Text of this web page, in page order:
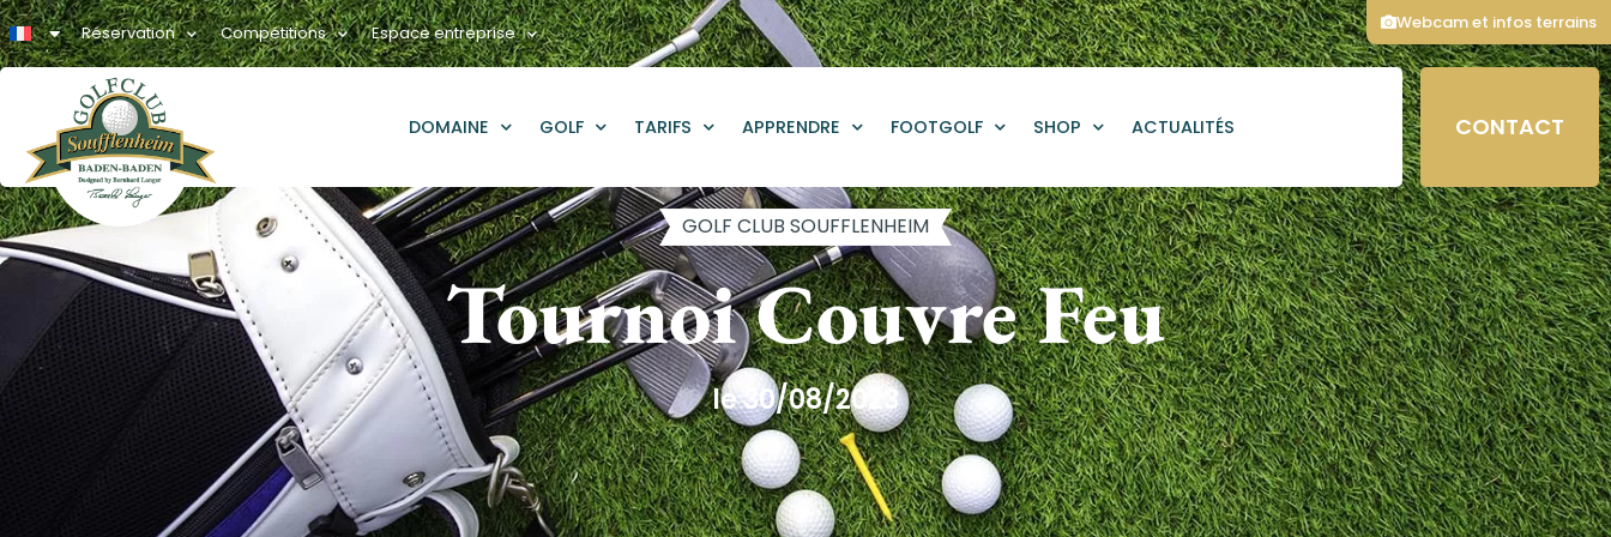
Réservation Compétitions Espace entreprise
DOMAINE GOLF TARIFS APPRENDRE FOOTGOLF SHOP ACTUALITÉS CONTACT
GOLF CLUB SOUFFLENHEIM
Tournoi Couvre Feu
le 30/08/2023
Webcam et infos terrains